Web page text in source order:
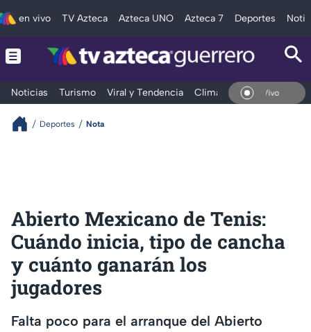
en vivo TV Azteca Azteca UNO Azteca 7 Deportes
Noticias Turismo Viral y Tendencia Clima Deportes
En Vivo
Deportes Nota
Abierto Mexicano de Tenis:
Cuándo inicia, tipo de cancha
y cuánto ganarán los
jugadores
Falta poco para el arranque del Abierto